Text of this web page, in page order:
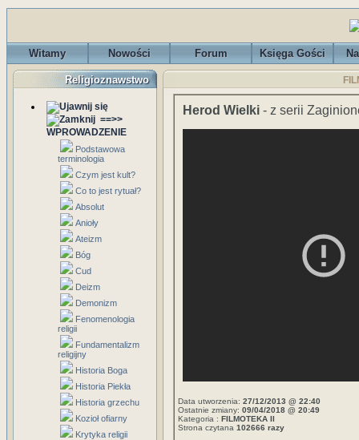
Witamy Nowości Forum Księga Gości
Religioznawstwo
==>>
WPROWADZENIE
Podstawowa
terminologia
Czym jest kult?
Co to jest rytuał?
Absolut
Anioły
Ateizm
Bóg
Cud
Deizm
Demonizm
Fenomenologia
religii
Fundamentalizm
religijny
Historia Boga
Historia Piekła
Historia grzechu
Kozioł ofiarny
Krytyka religii
Herod Wielki - z serii
Data utworzenia: 27/12/2013 @ 22:40
Ostatnie zmiany: 09/04/2018 @ 20:49
Kategoria : FILMOTEKA II
Strona czytana 102666 razy